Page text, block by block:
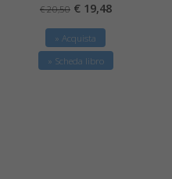
€ 20,50 € 19,48
» Acquista
» Scheda libro